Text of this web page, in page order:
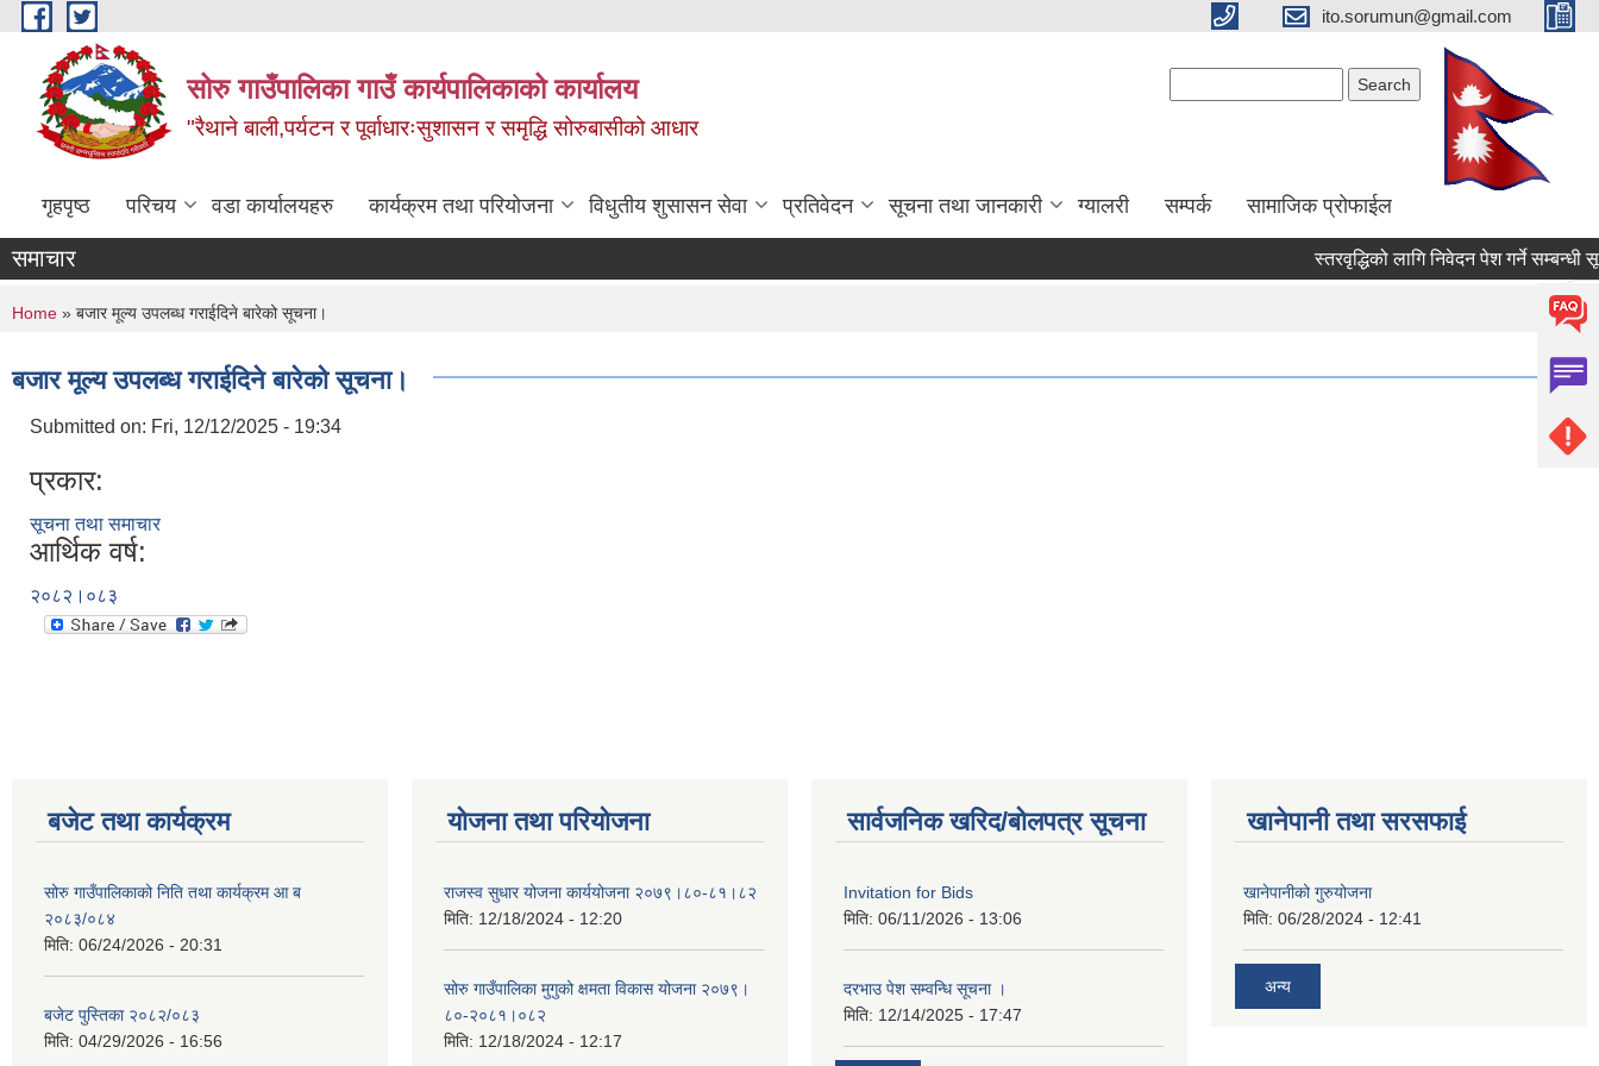
Skip to main content ito.sorumun@gmail.com
सोरु गाउँपालिका गाउँ कार्यपालिकाको कार्यालय
"रैथाने बाली,पर्यटन र पूर्वाधारःसुशासन र समृद्धि सोरुबासीको आधार
गृहपृष्ठ परिचय वडा कार्यालयहरु कार्यक्रम तथा परियोजना विधुतीय शुसासन सेवा प्रतिवेदन सूचना तथा जानकारी ग्यालरी सम्पर्क सामाजिक प्रोफाईल
समाचार स्तरवृद्धिको लागि निवेदन पेश गर्ने सम्बन्धी
« first
You are here
Home » बजार मूल्य उपलब्ध गराईदिने बारेको सूचना।
बजार मूल्य उपलब्ध गराईदिने बारेको सूचना।
Submitted on: Fri, 12/12/2025 - 19:34
प्रकार:
सूचना तथा समाचार
आर्थिक वर्ष:
२०८२।०८३
बजेट तथा कार्यक्रम
सोरु गाउँपालिकाको निति तथा कार्यक्रम आ ब
२०८३/०८४
मिति: 06/24/2026 - 20:31
बजेट पुस्तिका २०८२/०८३
मिति: 04/29/2026 - 16:56
योजना तथा परियोजना
राजस्व सुधार योजना कार्ययोजना २०७९।८०-८१।८२
मिति: 12/18/2024 - 12:20
सोरु गाउँपालिका मुगुको क्षमता विकास योजना २०७९।
८०-२०८१।०८२
मिति: 12/18/2024 - 12:17
सार्वजनिक खरिद/बोलपत्र सूचना
Invitation for Bids
मिति: 06/11/2026 - 13:06
दरभाउ पेश सम्वन्धि सूचना ।
मिति: 12/14/2025 - 17:47
खानेपानी तथा सरसफाई
खानेपानीको गुरुयोजना
मिति: 06/28/2024 - 12:41
अन्य